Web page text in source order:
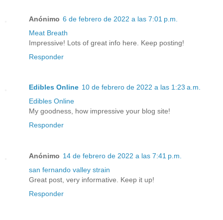
Anónimo 6 de febrero de 2022 a las 7:01 p.m.
Meat Breath
Impressive! Lots of great info here. Keep posting!
Responder
Edibles Online 10 de febrero de 2022 a las 1:23 a.m.
Edibles Online
My goodness, how impressive your blog site!
Responder
Anónimo 14 de febrero de 2022 a las 7:41 p.m.
san fernando valley strain
Great post, very informative. Keep it up!
Responder